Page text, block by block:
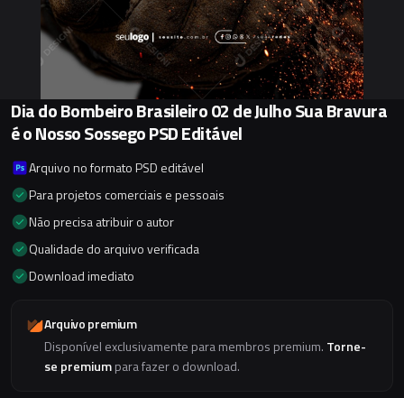
Dia do Bombeiro Brasileiro 02 de Julho Sua Bravura
é o Nosso Sossego PSD Editável
Arquivo no formato PSD editável
Para projetos comerciais e pessoais
Não precisa atribuir o autor
Qualidade do arquivo verificada
Download imediato
Arquivo premium
Disponível exclusivamente para membros premium. Torne-
se premiumpara fazer o download.